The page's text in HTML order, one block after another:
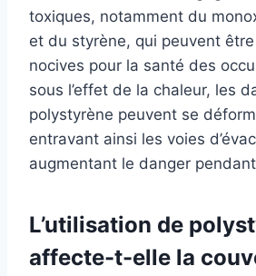
toxiques, notamment du
et du styrène, qui peuvent
nocives pour la santé des
sous l’effet de la chaleur, les
polystyrène peuvent se
entravant ainsi les voies
augmentant le danger
L’utilisation de
affecte-t-elle la